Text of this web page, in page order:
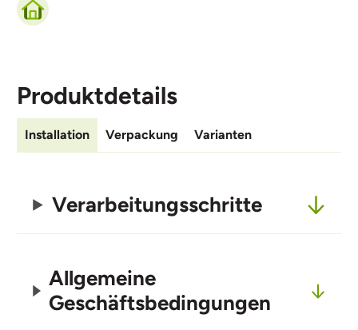
Produktdetails
Installation Verpackung Varianten
Verarbeitungsschritte
Allgemeine
Geschäftsbedingungen